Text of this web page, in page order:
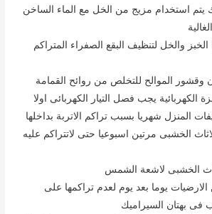
يتم استخدام مزيج من الخل مع الماء الساخن
والخل لتنظيف البقع الصفراء المتراكم
وقشور الموالح للتخلص من روائح القمامة
الكهربائية يجب فصل التيار الكهربائى اولا
المنزل شهريا بسبب تراكم الاتربة بداخلها
الخشبى مرتين اسبوعيا حتى لاتتراكم عليه
الخشبى لاشعة الشمس
الارضيات يوما بعد يوم لعدم تراكمها على
فى بهتان السيراميك